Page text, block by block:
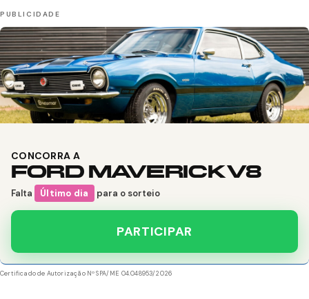
CONCORRA A
FORD MAVERICK V8
Falta Último dia para o sorteio
PARTICIPAR
Certificado de Autorização Nº SPA/ME 04.048953/2026